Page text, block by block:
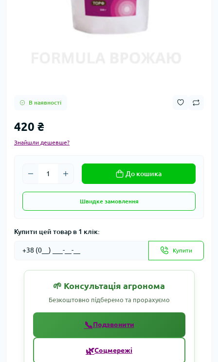
В наявності
420 ₴
Знайшли дешевше?
До кошика
Швидке замовлення
Купити цей товар в 1 клік:
Купити
🌱 Консультація агронома
Безкоштовно підберемо та прорахуємо
📞Подзвонити
🌿Соцмережі